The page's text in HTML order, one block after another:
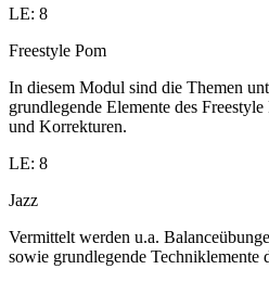
LE: 8
Freestyle Pom
In diesem Modul sind die Themen
grundlegende Elemente des
und Korrekturen.
LE: 8
Jazz
Vermittelt werden u.a.
sowie grundlegende Techniklemente